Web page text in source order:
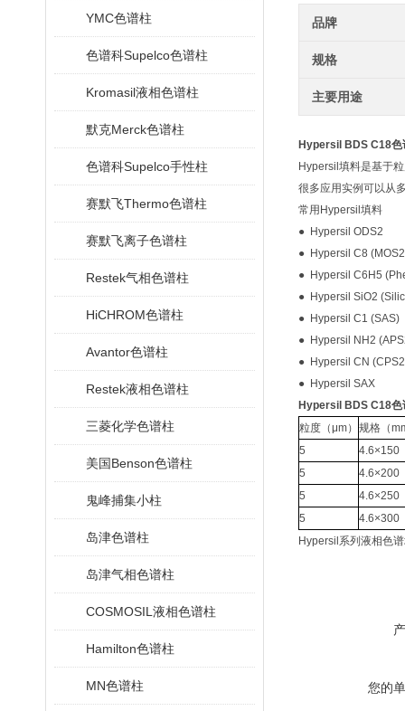
YMC色谱柱
色谱科Supelco色谱柱
Kromasil液相色谱柱
默克Merck色谱柱
色谱科Supelco手性柱
赛默飞Thermo色谱柱
赛默飞离子色谱柱
Restek气相色谱柱
HiCHROM色谱柱
Avantor色谱柱
Restek液相色谱柱
三菱化学色谱柱
美国Benson色谱柱
鬼峰捕集小柱
岛津色谱柱
岛津气相色谱柱
COSMOSIL液相色谱柱
Hamilton色谱柱
MN色谱柱
品牌
规格
主要用途
Hypersil BDS C18
Hypersil 填料是基于
很多应用实例可以从
常用 Hypersil 填料
● Hypersil ODS2
● Hypersil C8
● Hypersil C6H5
● Hypersil SiO2
● Hypersil C1 (SAS)
● Hypersil NH2
● Hypersil CN
● Hypersil SAX
Hypersil BDS C18
粒度（μm） 规格（
5
4.6×150
5
4.6×200
5
4.6×250
5
4.6×300
Hypersil 系列液相色
您的